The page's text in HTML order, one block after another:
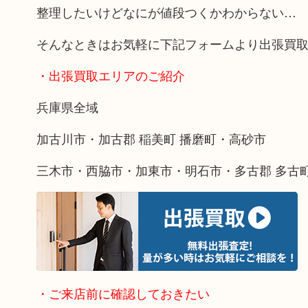
整理したいけどなにが値段つくかわからない…
そんなときはお気軽に下記フォームより出張買
・出張買取エリアのご紹介
兵庫県全域
加古川市・加古郡 稲美町 播磨町・高砂市
三木市・西脇市・加東市・明石市・多古郡 多古
・ご来店前に確認しておきたい